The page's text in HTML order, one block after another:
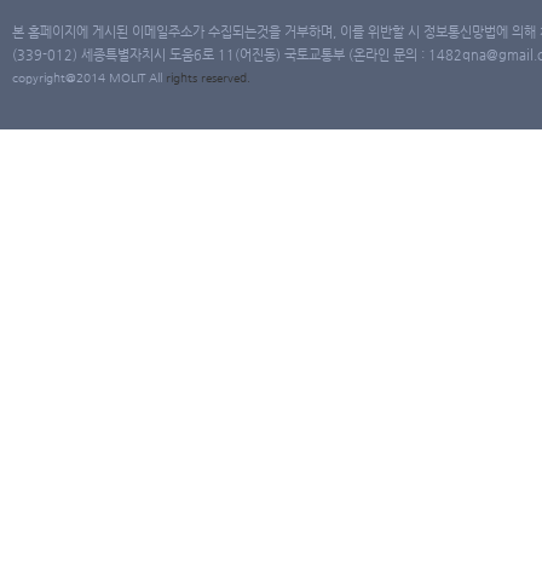
본 홈페이지에 게시된 이메일주소가 수집되는것을 거부하며, 이를 위반할 시 정보통신망법에 의
(339-012) 세종특별자치시 도움6로 11(어진동) 국토교통부 (온라인 문의 :
copyright@2014 MOLIT All rights reserved.